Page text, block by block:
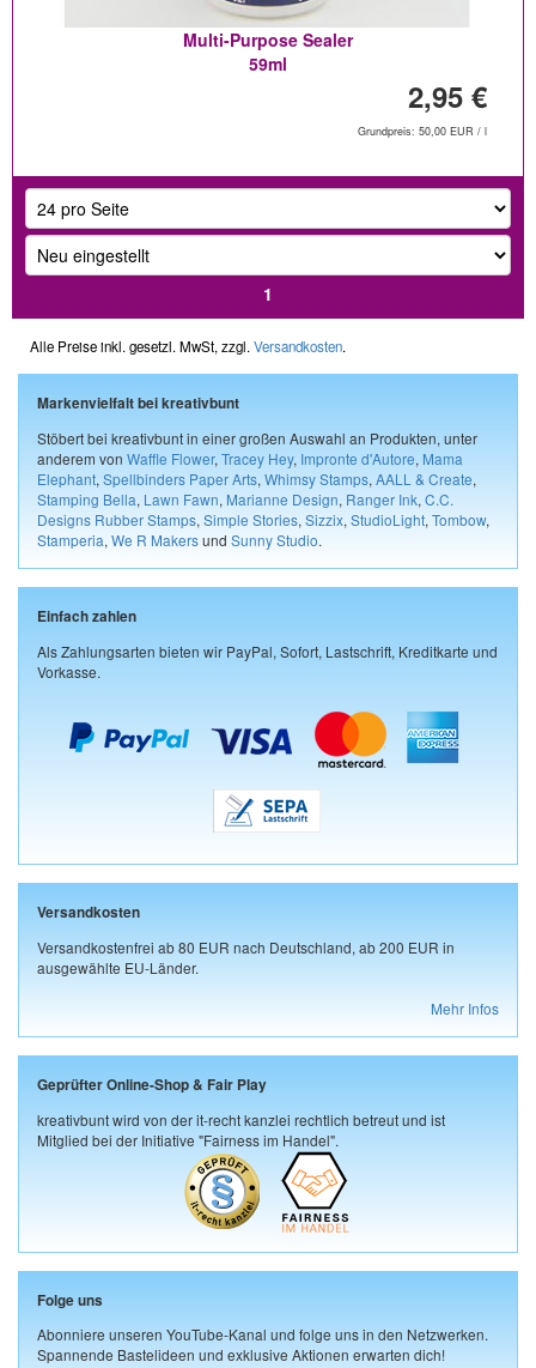
Multi-Purpose Sealer
59ml
2,95 €
Grundpreis: 50,00 EUR / l
1
Alle Preise inkl. gesetzl. MwSt, zzgl. Versandkosten.
Markenvielfalt bei kreativbunt
Stöbert bei kreativbunt in einer großen Auswahl an Produkten, unter
anderem von Waffle Flower, Tracey Hey, Impronte d'Autore, Mama
Elephant, Spellbinders Paper Arts, Whimsy Stamps, AALL & Create,
Stamping Bella, Lawn Fawn, Marianne Design, Ranger Ink, C.C.
Designs Rubber Stamps, Simple Stories, Sizzix, StudioLight, Tombow,
Stamperia, We R Makersund Sunny Studio.
Einfach zahlen
Als Zahlungsarten bieten wir PayPal, Sofort, Lastschrift, Kreditkarte und
Vorkasse.
Versandkosten
Versandkostenfrei ab 80 EUR nach Deutschland, ab 200 EUR in
ausgewählte EU-Länder.
Mehr Infos
Geprüfter Online-Shop & Fair Play
kreativbunt wird von der it-recht kanzlei rechtlich betreut und ist
Mitglied bei der Initiative "Fairness im Handel".
Folge uns
Abonniere unseren YouTube-Kanal und folge uns in den Netzwerken.
Spannende Bastelideen und exklusive Aktionen erwarten dich!